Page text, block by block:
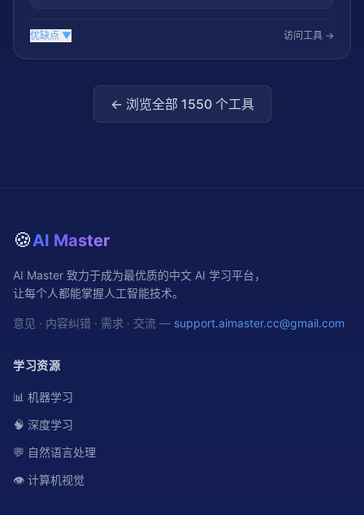
优缺点 ▼ 访问工具 →
← 浏览全部 1550个工具
🍪AI Master
AI Master 致力于成为最优质的中文 AI 学习平台，
让每个人都能掌握人工智能技术。
意见 · 内容纠错 · 需求 · 交流 — support.aimaster.cc@gmail.com
学习资源
📊 机器学习
🧠 深度学习
💬 自然语言处理
👁️ 计算机视觉